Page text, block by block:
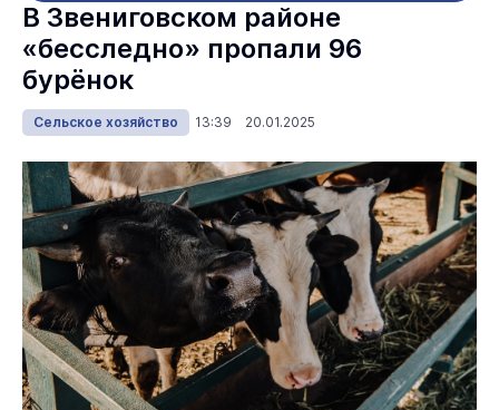
В Звениговском районе
«бесследно» пропали 96
бурёнок
Сельское хозяйство 13:39 20.01.2025